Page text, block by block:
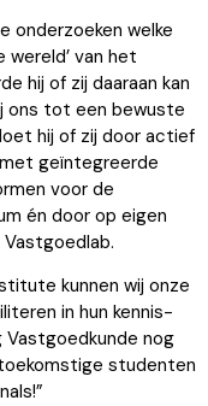
onderzoeken welke
wereld’ van het
hij of zij daaraan kan
ons tot een bewuste
hij of zij door actief
geïntegreerde
voor de
én door op eigen
kunnen wij onze
in hun kennis-
nog
studenten